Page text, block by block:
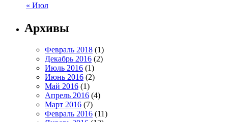
« Июл
Архивы
Февраль 2018 (1)
Декабрь 2016 (2)
Июль 2016 (1)
Июнь 2016 (2)
Май 2016 (1)
Апрель 2016 (4)
Март 2016 (7)
Февраль 2016 (11)